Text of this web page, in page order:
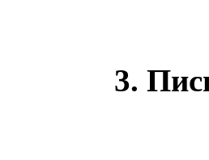
3.